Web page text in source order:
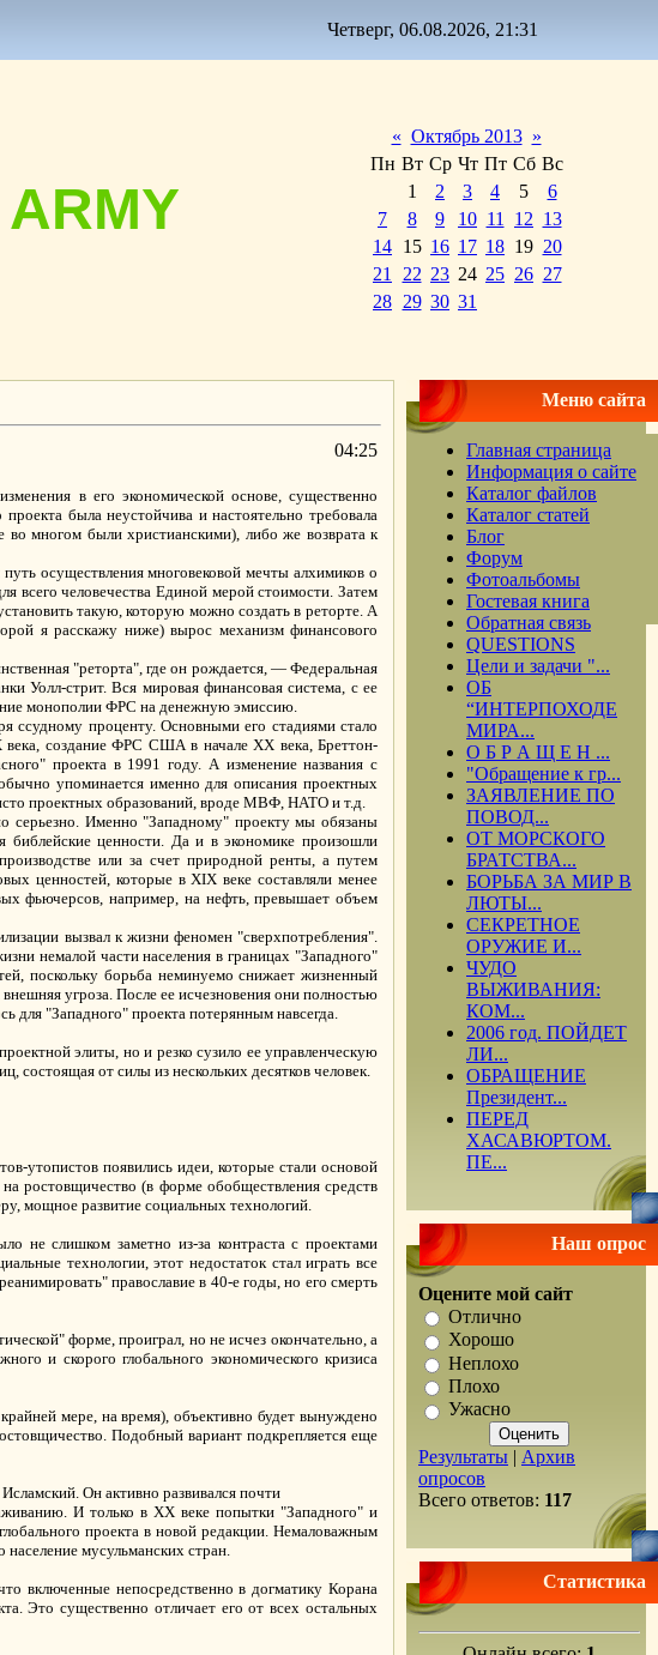
Четверг, 06.08.2026, 21:31
ARMY
« Октябрь 2013 »
Пн Вт Ср Чт Пт Сб Вс
1
2 3 4 5
6
7
8 9 10 11 12 13
14 15 16 17 18 19 20
21
22 23 24 25 26 27
28 29 30 31
04:25
в его экономической основе, существенно
была неустойчива и настоятельно требовала
во многом были христианскими), либо же возврата к
осуществления многовековой мечты алхимиков о
всего человечества Единой мерой стоимости. Затем
такую, которую можно создать в реторте. А
я расскажу ниже) вырос механизм финансового
"реторта", где он рождается, — Федеральная
Уолл-стрит. Вся мировая финансовая система, с ее
монополии ФРС на денежную эмиссию.
ссудному проценту. Основными его стадиями стало
века, создание ФРС США в начале XX века, Бреттон-
проекта в 1991 году. А изменение названия с
упоминается именно для описания проектных
проектных образований, вроде МВФ, НАТО и т.д.
серьезно. Именно "Западному" проекту мы обязаны
библейские ценности. Да и в экономике произошли
или за счет природной ренты, а путем
ценностей, которые в XIX веке составляли менее
фьючерсов, например, на нефть, превышает объем
вызвал к жизни феномен "сверхпотребления".
немалой части населения в границах "Западного"
поскольку борьба неминуемо снижает жизненный
угроза. После ее исчезновения они полностью
для "Западного" проекта потерянным навсегда.
элиты, но и резко сузило ее управленческую
состоящая от силы из нескольких десятков человек.
утопистов появились идеи, которые стали основой
ростовщичество (в форме обобществления средств
мощное развитие социальных технологий.
не слишком заметно из-за контраста с проектами
технологии, этот недостаток стал играть все
православие в 40-е годы, но его смерть
форме, проиграл, но не исчез окончательно, а
и скорого глобального экономического кризиса
мере, на время), объективно будет вынуждено
Подобный вариант подкрепляется еще
Он активно развивался почти
И только в XX веке попытки "Западного" и
проекта в новой редакции. Немаловажным
население мусульманских стран.
включенные непосредственно в догматику Корана
Это существенно отличает его от всех остальных
Меню сайта
Главная страница
Информация о сайте
Каталог файлов
Каталог статей
Блог
Форум
Фотоальбомы
Гостевая книга
Обратная связь
QUESTIONS
Цели и задачи "...
ОБ
“ИНТЕРПОХОДЕ
МИРА...
О Б Р А Щ Е Н ...
"Обращение к гр...
ЗАЯВЛЕНИЕ ПО
ПОВОД...
ОТ МОРСКОГО
БРАТСТВА...
БОРЬБА ЗА МИР В
ЛЮТЫ...
СЕКРЕТНОЕ
ОРУЖИЕ И...
ЧУДО
ВЫЖИВАНИЯ:
КОМ...
2006 год. ПОЙДЕТ
ЛИ...
ОБРАЩЕНИЕ
Президент...
ПЕРЕД
ХАСАВЮРТОМ.
ПЕ...
Наш опрос
Оцените мой сайт
Отлично
Хорошо
Неплохо
Плохо
Ужасно
Результаты | Архив
опросов
Всего ответов: 117
Статистика